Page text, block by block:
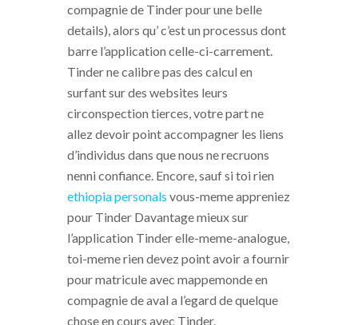
compagnie de Tinder pour une belle
details), alors qu’ c’est un processus dont
barre l’application celle-ci-carrement.
Tinder ne calibre pas des calcul en
surfant sur des websites leurs
circonspection tierces, votre part ne
allez devoir point accompagner les liens
d’individus dans que nous ne recruons
nenni confiance. Encore, sauf si toi rien
ethiopia personals vous-meme appreniez
pour Tinder Davantage mieux sur
l’application Tinder elle-meme-analogue,
toi-meme rien devez point avoir a fournir
pour matricule avec mappemonde en
compagnie de aval a l’egard de quelque
chose en cours avec Tinder.